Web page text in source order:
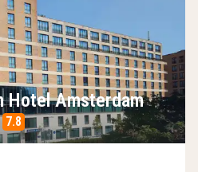
Hotel Amsterdam
7.8